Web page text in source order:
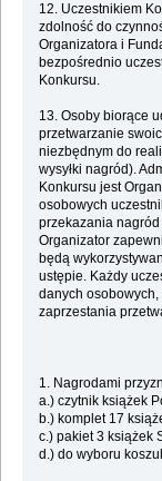
12. Uczestnikiem
zdolność do
Organizatora i
bezpośrednio
Konkursu.
13. Osoby biorące
przetwarzanie
niezbędnym do
wysyłki nagród).
Konkursu jest
osobowych
przekazania
Organizator
będą
ustępie. Każdy
danych
zaprzestania
1. Nagrodami
a.) czytnik książek
b.) komplet 17
c.) pakiet 3 książek
d.) do wyboru